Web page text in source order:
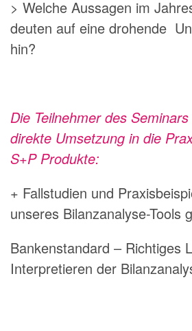
> Welche Aussagen im
deuten auf eine drohende
hin?
Die Teilnehmer des
direkte Umsetzung in die
S+P Produkte:
+ Fallstudien und
unseres Bilanzanalyse-Tools
Bankenstandard – Richtiges
Interpretieren der